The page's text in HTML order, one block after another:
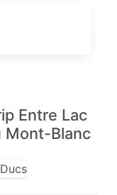
Entre Lac
Mont-Blanc